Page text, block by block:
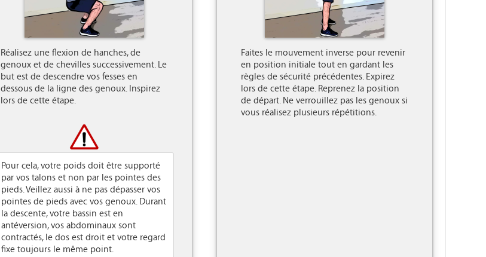
Réalisez une flexion de hanches, de
genoux et de chevilles successivement. Le
but est de descendre vos fesses en
dessous de la ligne des genoux. Inspirez
lors de cette étape.
Pour cela, votre poids doit être supporté
par vos talons et non par les pointes des
pieds. Veillez aussi à ne pas dépasser vos
pointes de pieds avec vos genoux. Durant
la descente, votre bassin est en
antéversion, vos abdominaux sont
contractés, le dos est droit et votre regard
fixe toujours le même point.
Faites le mouvement inverse pour revenir
en position initiale tout en gardant les
règles de sécurité précédentes. Expirez
lors de cette étape. Reprenez la position
de départ. Ne verrouillez pas les genoux si
vous réalisez plusieurs répétitions.